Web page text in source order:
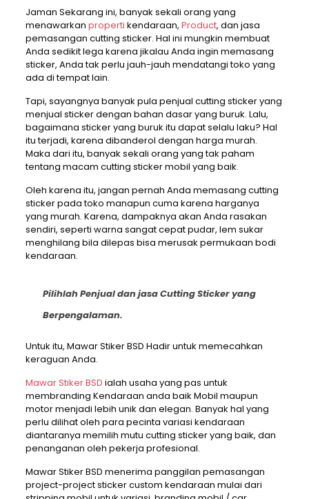
Jaman Sekarang ini, banyak sekali orang yang
menawarkan properti kendaraan, Product, dan jasa
pemasangan cutting sticker. Hal ini mungkin membuat
Anda sedikit lega karena jikalau Anda ingin memasang
sticker, Anda tak perlu jauh-jauh mendatangi toko yang
ada di tempat lain.
Tapi, sayangnya banyak pula penjual cutting sticker yang
menjual sticker dengan bahan dasar yang buruk. Lalu,
bagaimana sticker yang buruk itu dapat selalu laku? Hal
itu terjadi, karena dibanderol dengan harga murah.
Maka dari itu, banyak sekali orang yang tak paham
tentang macam cutting sticker mobil yang baik.
Oleh karena itu, jangan pernah Anda memasang cutting
sticker pada toko manapun cuma karena harganya
yang murah. Karena, dampaknya akan Anda rasakan
sendiri, seperti warna sangat cepat pudar, lem sukar
menghilang bila dilepas bisa merusak permukaan bodi
kendaraan.
Pilihlah Penjual dan jasa Cutting Sticker yang
Berpengalaman.
Untuk itu, Mawar Stiker BSD Hadir untuk memecahkan
keraguan Anda.
Mawar Stiker BSD ialah usaha yang pas untuk
membranding Kendaraan anda baik Mobil maupun
motor menjadi lebih unik dan elegan. Banyak hal yang
perlu dilihat oleh para pecinta variasi kendaraan
diantaranya memilih mutu cutting sticker yang baik, dan
penanganan oleh pekerja profesional.
Mawar Stiker BSD menerima panggilan pemasangan
project-project sticker custom kendaraan mulai dari